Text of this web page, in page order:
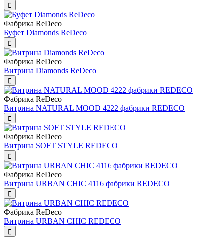
Фабрика ReDeco
Буфет Diamonds ReDeco
Фабрика ReDeco
Витрина Diamonds ReDeco
Фабрика ReDeco
Витрина NATURAL MOOD 4222 фабрики REDECO
Фабрика ReDeco
Витрина SOFT STYLE REDECO
Фабрика ReDeco
Витрина URBAN CHIC 4116 фабрики REDECO
Фабрика ReDeco
Витрина URBAN CHIC REDECO